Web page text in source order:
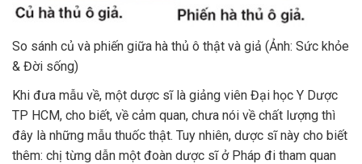
So sánh củ và phiến giữa hà thủ ô thật và giả (Ảnh: Sức khỏe
& Đời sống)
Khi đưa mẫu về, một dược sĩ là giảng viên Đại học Y Dược
TP HCM, cho biết, về cảm quan, chưa nói về chất lượng thì
đây là những mẫu thuốc thật. Tuy nhiên, dược sĩ này cho biết
thêm: chị từng dẫn một đoàn dược sĩ ở Pháp đi tham quan